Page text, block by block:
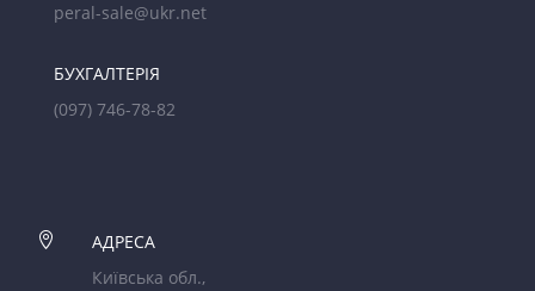
peral-sale@ukr.net
БУХГАЛТЕРІЯ
(097) 746-78-82

АДРЕСА
Київська обл.,